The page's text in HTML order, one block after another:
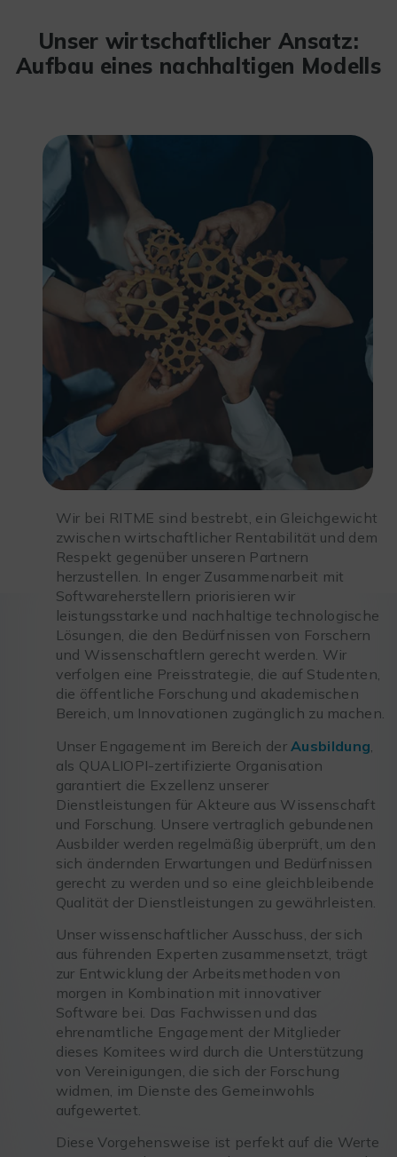
Unser wirtschaftlicher Ansatz:
Aufbau eines nachhaltigen Modells
Wir bei RITME sind bestrebt, ein Gleichgewicht
zwischen wirtschaftlicher Rentabilität und dem
Respekt gegenüber unseren Partnern
herzustellen. In enger Zusammenarbeit mit
Softwareherstellern priorisieren wir
leistungsstarke und nachhaltige technologische
Lösungen, die den Bedürfnissen von Forschern
und Wissenschaftlern gerecht werden. Wir
verfolgen eine Preisstrategie, die auf Studenten,
die öffentliche Forschung und akademischen
Bereich, um Innovationen zugänglich zu machen.
Unser Engagement im Bereich der Ausbildung
als QUALIOPI-zertifizierte Organisation
garantiert die Exzellenz unserer
Dienstleistungen für Akteure aus Wissenschaft
und Forschung. Unsere vertraglich gebundenen
Ausbilder werden regelmäßig überprüft, um den
sich ändernden Erwartungen und Bedürfnissen
gerecht zu werden und so eine gleichbleibende
Qualität der Dienstleistungen zu gewährleisten.
Unser wissenschaftlicher Ausschuss, der sich
aus führenden Experten zusammensetzt, trägt
zur Entwicklung der Arbeitsmethoden von
morgen in Kombination mit innovativer
Software bei. Das Fachwissen und das
ehrenamtliche Engagement der Mitglieder
dieses Komitees wird durch die Unterstützung
von Vereinigungen, die sich der Forschung
widmen, im Dienste des Gemeinwohls
aufgewertet.
Diese Vorgehensweise ist perfekt auf die Werte